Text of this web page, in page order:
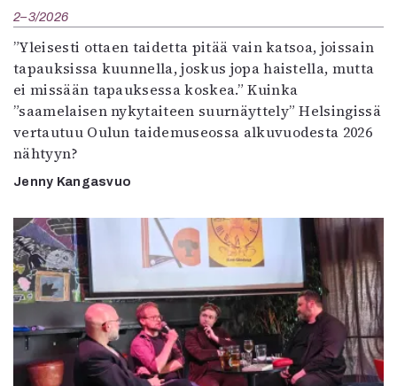
2–3/2026
”Yleisesti ottaen taidetta pitää vain katsoa, joissain
tapauksissa kuunnella, joskus jopa haistella, mutta
ei missään tapauksessa koskea.” Kuinka
”saamelaisen nykytaiteen suurnäyttely” Helsingissä
vertautuu Oulun taidemuseossa alkuvuodesta 2026
nähtyyn?
Jenny Kangasvuo